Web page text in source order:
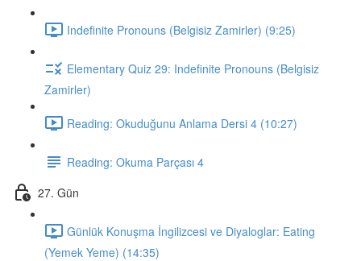
Indefinite Pronouns (Belgisiz Zamirler) (9:25)
Elementary Quiz 29: Indefinite Pronouns (Belgisiz
Zamirler)
Reading: Okuduğunu Anlama Dersi 4 (10:27)
Reading: Okuma Parçası 4
27. Gün
Günlük Konuşma İngilizcesi ve Diyaloglar: Eating
(Yemek Yeme) (14:35)